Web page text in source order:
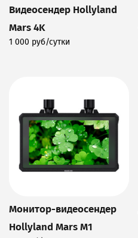
Видеосендер Hollyland
Mars 4K
1 000 руб/сутки
Монитор-видеосендер
Hollyland Mars M1